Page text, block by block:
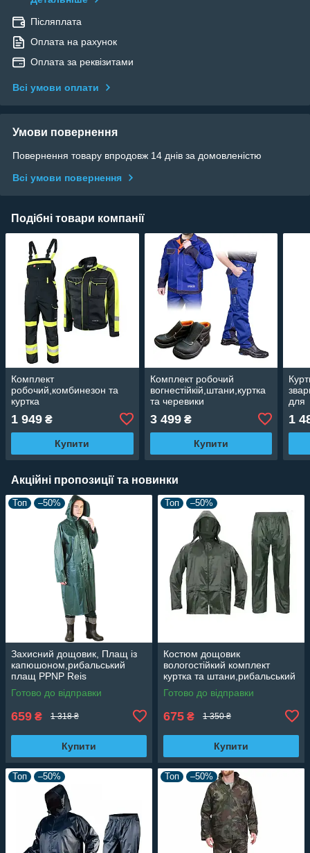
Післяплата
Оплата на рахунок
Оплата за реквізитами
Всі умови оплати
Умови повернення
Повернення товару впродовж 14 днів за домовленістю
Всі умови повернення
Подібні товари компанії
Комплект
робочий,комбинезон та
куртка
одяг для
дорожників,робоча
спецівка CLASSIC VIS
1 949 ₴
Купити
Комплект робочий
вогнестійкій,штани,куртка
та черевики
зварювальника,вогнестійкий
одяг,робоча спецівка для
сварки LH-SPECWELD
3 499₴
Купити
для
LH-
1
Акційні пропозиції та новинки
Топ –50%
Захисний дощовик, Плащ із
капюшоном,рибальський
плащ PPNP Reis
Готово до відправки
659 ₴ 1 318 ₴
Купити
Топ –50%
Костюм дощовик
вологостійкий комплект
куртка та штани,рибальський
комплект
Готово до відправки
675 ₴ 1 350 ₴
Купити
Топ –50% Топ –50%